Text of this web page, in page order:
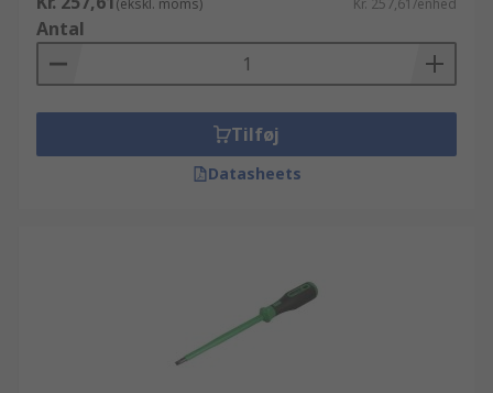
(ekskl. moms) Kr. 257,61/enhed
Antal
Tilføj
Datasheets